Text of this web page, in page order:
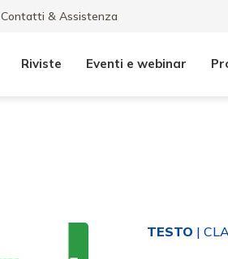
Contatti & Assistenza
Riviste Eventi e webinar
TESTO |